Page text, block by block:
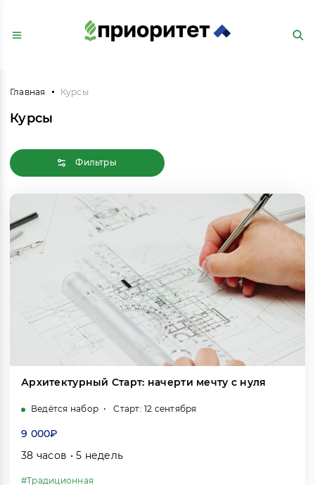
Главная Курсы
Курсы
Фильтры
Архитектурный Старт: начерти мечту с нуля
Ведётся набор Старт: 12 сентября
9 000₽
38 часов • 5 недель
#Традиционная